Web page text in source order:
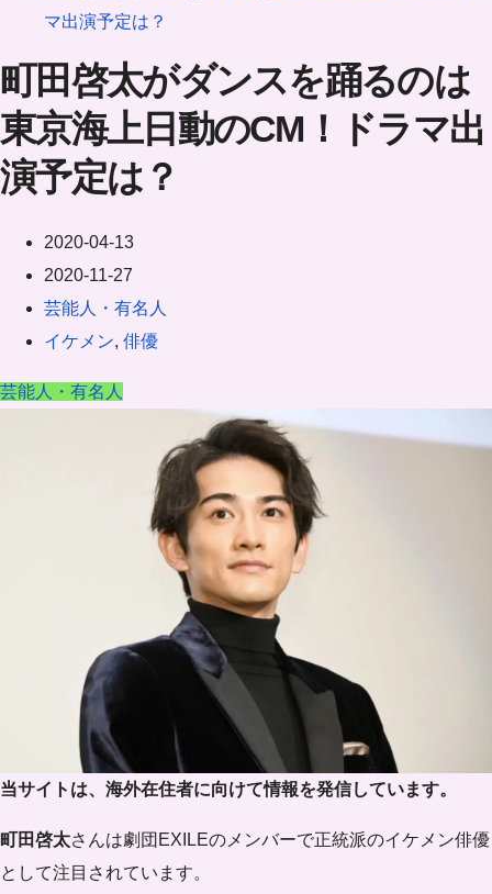
マ出演予定は？
町田啓太がダンスを踊るのは
東京海上日動のCM！ドラマ出
演予定は？
2020-04-13
2020-11-27
芸能人・有名人
イケメン, 俳優
芸能人・有名人
当サイトは、海外在住者に向けて情報を発信しています。
町田啓太さんは劇団EXILEのメンバーで正統派のイケメン俳優
として注目されています。